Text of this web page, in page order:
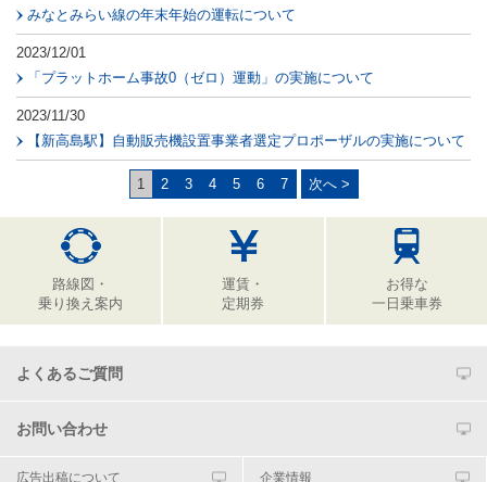
みなとみらい線の年末年始の運転について
2023/12/01
「プラットホーム事故0（ゼロ）運動」の実施について
2023/11/30
【新高島駅】自動販売機設置事業者選定プロポーザルの実施について
1 2 3 4 5 6 7 次へ >
路線図・
乗り換え案内
運賃・
定期券
お得な
一日乗車券
よくあるご質問
お問い合わせ
広告出稿について 企業情報